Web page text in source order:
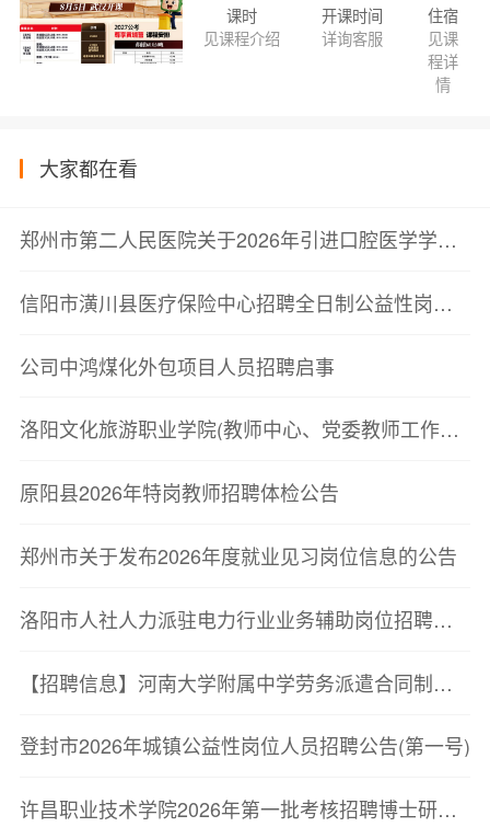
课时
见课程介绍
开课时间
详询客服
住宿
见课
程详
情
大家都在看
郑州市第二人民医院关于2026年引进口腔医学学科带头人的公告
信阳市潢川县医疗保险中心招聘全日制公益性岗位公告
公司中鸿煤化外包项目人员招聘启事
洛阳文化旅游职业学院(教师中心、党委教师工作部)2026年高层次人才引进考察公告
原阳县2026年特岗教师招聘体检公告
郑州市关于发布2026年度就业见习岗位信息的公告
洛阳市人社人力派驻电力行业业务辅助岗位招聘公告
【招聘信息】河南大学附属中学劳务派遣合同制人员招聘公告
登封市2026年城镇公益性岗位人员招聘公告(第一号)
许昌职业技术学院2026年第一批考核招聘博士研究生递补人员考察结果公告